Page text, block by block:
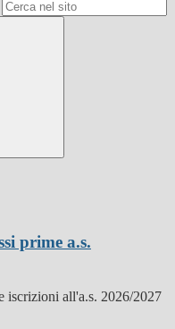
prime a.s.
iscrizioni all'a.s. 2026/2027